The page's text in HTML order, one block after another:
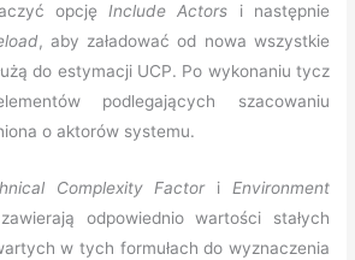
opcjęInclude Actors i następnie
, aby załadować od nowa wszystkie
do estymacji UCP. Po wykonaniu tycz
podlegających szacowaniu
o aktorów systemu.
Complexity Factori Environment
odpowiednio wartości stałych
w tych formułach do wyznaczenia